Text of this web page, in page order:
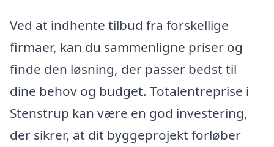
Ved at indhente tilbud fra forskellige
firmaer, kan du sammenligne priser og
finde den løsning, der passer bedst til
dine behov og budget. Totalentreprise i
Stenstrup kan være en god investering,
der sikrer, at dit byggeprojekt forløber